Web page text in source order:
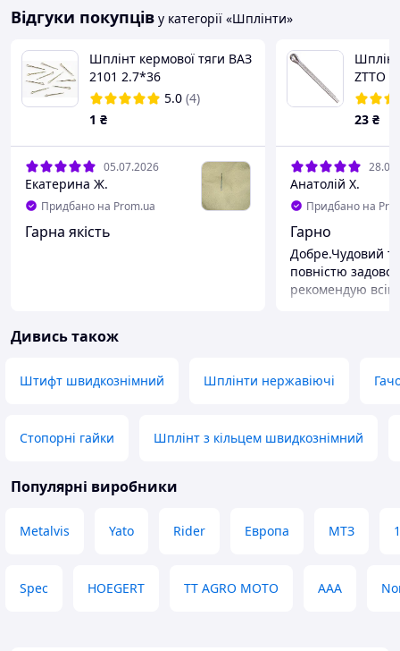
Відгуки покупців у категорії «Шплінти»
Шплінт кермової тяги ВАЗ
2101 2.7*36
5.0 (4)
1 ₴
05.07.2026
Екатерина Ж.
Придбано на Prom.ua
Гарна якість
Шплінт
ZTTO |
23 ₴
Анатолій Х.
Придбано на
Гарно
Добре.Чудовий
повністю
рекомендую всім
Дивись також
Штифт швидкознімний Шплінти нержавіючі
Стопорні гайки Шплінт з кільцем швидкознімний
Популярні виробники
Metalvis Yato Rider Европа МТЗ
Spec HOEGERT TT AGRO MOTO ААА